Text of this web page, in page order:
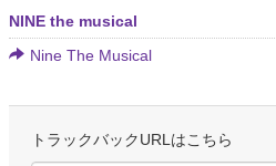
NINE the musical
Nine The Musical
トラックバックURLはこちら